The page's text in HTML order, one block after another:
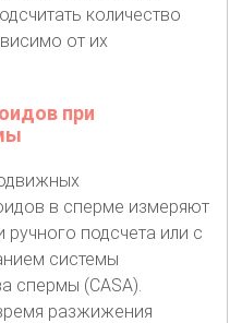
количество
от их
при
в сперме измеряют
подсчета или с
системы
спермы (CASA).
разжижения